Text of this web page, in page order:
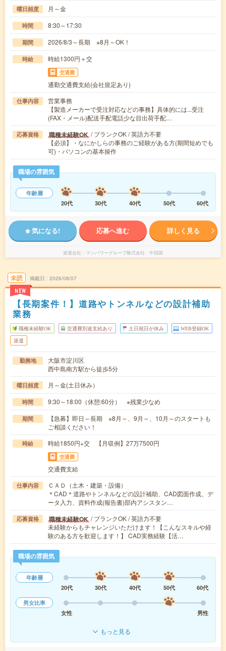
曜日頻度 月～金
時間 8:30～17:30
期間 2026/8/3～長期 ※8月～OK！
時給 時給1300円＋交
交通費
通勤交通費支給(会社規定あり)
仕事内容
営業事務
【製造メーカーで受注対応などの事務】具体的には...受注
(FAX・メール)配送手配電話少な目出荷手配…
応募資格 職種未経験OK / ブランクOK / 英語力不要
【必須】・なにかしらの事務のご経験がある方(期間短めでも
可)・パソコンの基本操作
職場の雰囲気
年齢層
20代
30代 40代 50代 60代
気になる! 応募へ進む 詳しく見る
派遣会社 マンパワーグループ株式会社 中四国
未読
NEW
掲載日 2026/08/07
【長期案件！】道路やトンネルなどの設計補助
業務
職種未経験OK 交通費別途支給あり 土日祝日が休み WEB登録OK
派遣
勤務地
大阪市淀川区
西中島南方駅から徒歩5分
曜日頻度 月～金(土日休み）
時間 9:30～18:00（休憩:60分） ※残業少なめ
期間
【急募】即日～長期 ※8月～、9月～、10月～のスタートも
ご相談ください！
時給 時給1850円+交 【月収例】27万7500円
交通費
交通費支給
仕事内容
ＣＡＤ（土木・建築・設備）
＊CAD＊道路やトンネルなどの設計補助、CAD図面作成、デ
ータ入力、資料作成(報告書)部内アシスタン…
応募資格 職種未経験OK / ブランクOK / 英語力不要
未経験からもチャレンジいただけます！【こんなスキルや経
験のある方を歓迎します！】 CAD実務経験【活…
職場の雰囲気
年齢層
20代
30代 40代 50代
60代
男女比率
女性
男性
もっと見る